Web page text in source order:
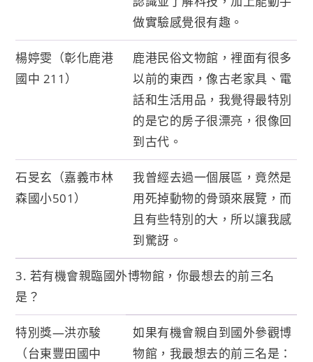
做實驗感覺很有趣。
楊婷雯（彰化鹿港
國中 211）
鹿港民俗文物館，裡面有很多
以前的東西，像古老家具、電
話和生活用品，我覺得最特別
的是它的房子很漂亮，很像回
到古代。
石旻玄（嘉義市林
森國小501）
我曾經去過一個展區，竟然是
用死掉動物的骨頭來展覽，而
且有些特別的大，所以讓我感
到驚訝。
3. 若有機會親臨國外博物館，你最想去的前三名
是？
特別獎—洪亦駿
（台東豐田國中
如果有機會親自到國外參觀博
物館，我最想去的前三名是：